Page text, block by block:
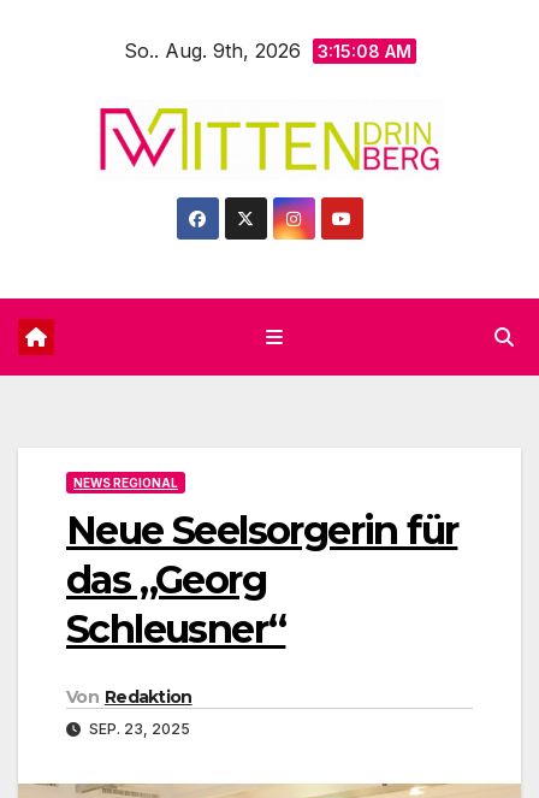
So.. Aug. 9th, 2026 3:15:10 AM
NEWS REGIONAL
Neue Seelsorgerin für
das „Georg
Schleusner“
Von Redaktion
SEP. 23, 2025